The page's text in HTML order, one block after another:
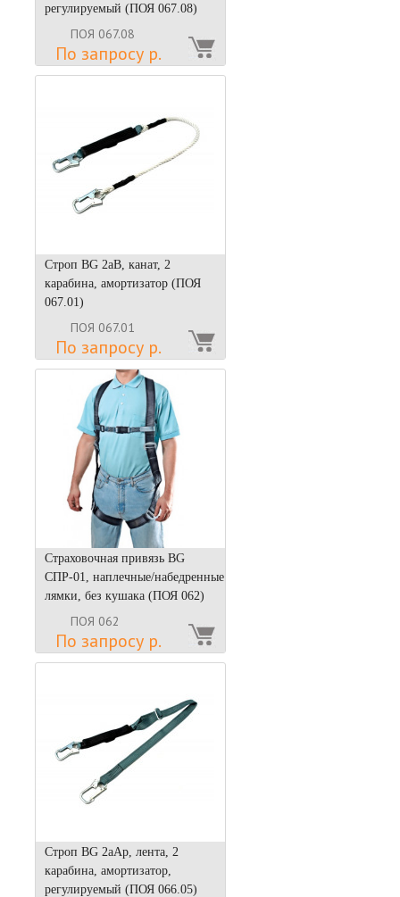
регулируемый (ПОЯ 067.08)
ПОЯ 067.08
По запросу р.
Строп BG 2аВ, канат, 2
карабина, амортизатор (ПОЯ
067.01)
ПОЯ 067.01
По запросу р.
Страховочная привязь BG
СПР-01, наплечные/набедренные
лямки, без кушака (ПОЯ 062)
ПОЯ 062
По запросу р.
Строп BG 2аАр, лента, 2
карабина, амортизатор,
регулируемый (ПОЯ 066.05)